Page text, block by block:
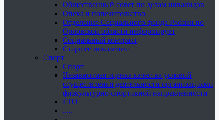
Общественный совет по делам инвалидов
Опека и попечительство
Отделение Социального фонда России по
Орловской области информирует
Социальный контракт
Старшее поколение
Спорт
Спорт
Независимая оценка качества условий
осуществления деятельности организациями
физкультурно-спортивной направленности
ГТО
.....